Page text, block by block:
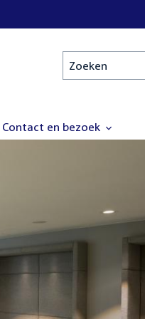
Zoeken
Contact en bezoek